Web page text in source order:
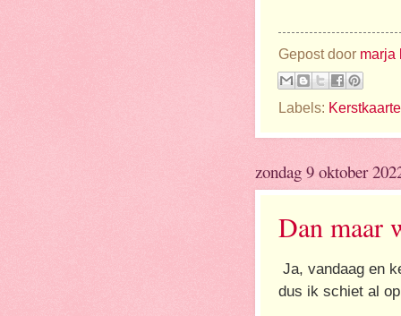
Gepost door marja
Labels:
zondag 9 oktober
Dan maar
Ja, vandaag en
dus ik schiet al